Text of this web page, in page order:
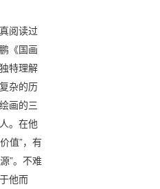
阅读过
《国画
特理解
杂的历
画的三
。在他
值”，有
”。不难
他而